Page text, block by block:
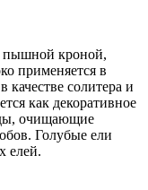
пышной кроной,
применяется в
солитера и
как декоративное
очищающие
Голубые ели
елей.